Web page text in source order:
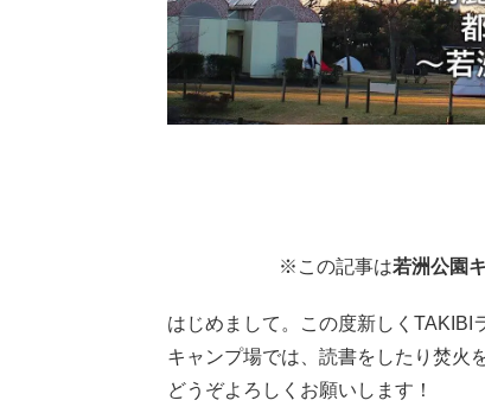
※この記事は若洲公園
はじめまして。この度新しくTAKIBI
キャンプ場では、読書をしたり焚火
どうぞよろしくお願いします！